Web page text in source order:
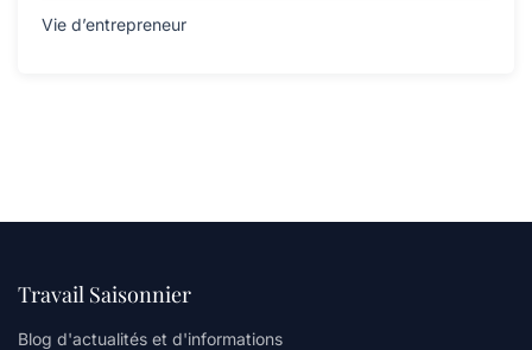
Vie d’entrepreneur
Travail Saisonnier
Blog d'actualités et d'informations